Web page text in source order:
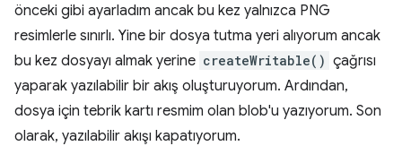
önceki gibi ayarladım ancak bu kez yalnızca PNG
resimlerle sınırlı. Yine bir dosya tutma yeri alıyorum ancak
bu kez dosyayı almak yerine createWritable() çağrısı
yaparak yazılabilir bir akış oluşturuyorum. Ardından,
dosya için tebrik kartı resmim olan blob'u yazıyorum. Son
olarak, yazılabilir akışı kapatıyorum.